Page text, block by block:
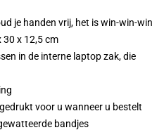
je handen vrij, het is win-win-win
30 x 12,5 cm
in de interne laptop zak, die
voor u wanneer u bestelt
bandjes